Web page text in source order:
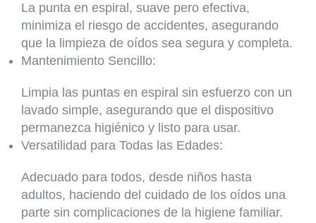
La punta en espiral, suave pero efectiva,
minimiza el riesgo de accidentes, asegurando
que la limpieza de oídos sea segura y completa.
Mantenimiento Sencillo:
Limpia las puntas en espiral sin esfuerzo con un
lavado simple, asegurando que el dispositivo
permanezca higiénico y listo para usar.
Versatilidad para Todas las Edades:
Adecuado para todos, desde niños hasta
adultos, haciendo del cuidado de los oídos una
parte sin complicaciones de la higiene familiar.